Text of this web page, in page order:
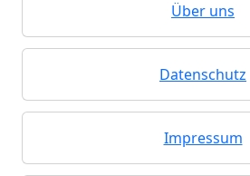
Über uns
Datenschutz
Impressum